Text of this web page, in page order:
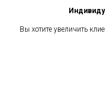
Вы хотите увеличить